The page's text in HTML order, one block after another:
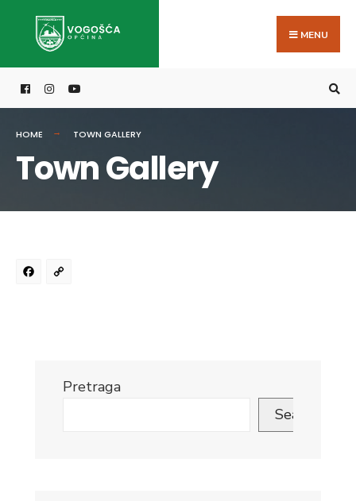
MENU
HOME TOWN GALLERY
Town Gallery
Facebook
Pretraga
Search
for: